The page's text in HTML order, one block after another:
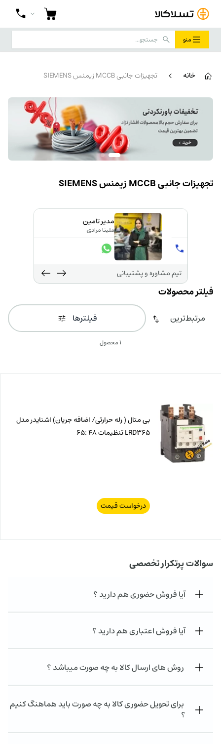
منو
خانه تجهیزات جانبی MCCB زیمنس SIEMENS
تجهیزات جانبی MCCB زیمنس SIEMENS
1 محصول
فیلترها
بی متال ( رله حرارتی/ اضافه جریان) اشنایدر مدل
LRD365 تنظیمات 48 :65
درخواست قیمت
سوالات پرتکرار تخصصی
آیا فروش حضوری هم دارید ؟
آیا فروش اعتباری هم دارید ؟
روش های ارسال کالا به چه صورت میباشد ؟
برای تحویل حضوری کالا به چه صورت باید هماهنگ کنیم
؟
کارشناس تامین
محمدحسن ترابی
تیم مشاوره و پشتیبانی